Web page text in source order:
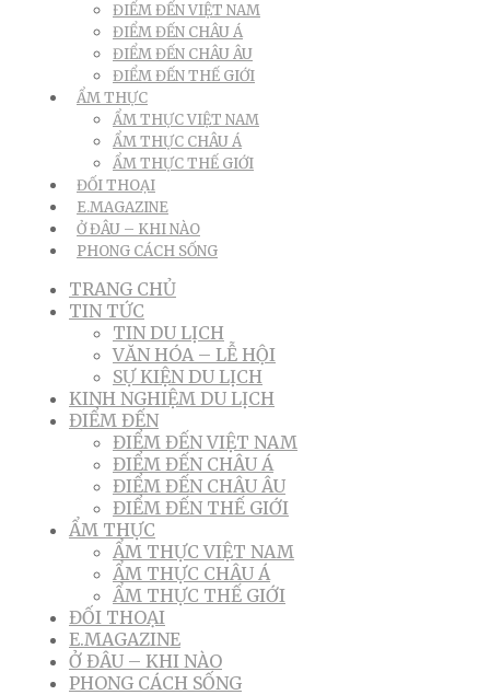
ĐIỂM ĐẾN VIỆT NAM
ĐIỂM ĐẾN CHÂU Á
ĐIỂM ĐẾN CHÂU ÂU
ĐIỂM ĐẾN THẾ GIỚI
ẨM THỰC
ẨM THỰC VIỆT NAM
ẨM THỰC CHÂU Á
ẨM THỰC THẾ GIỚI
ĐỐI THOẠI
E.MAGAZINE
Ở ĐÂU – KHI NÀO
PHONG CÁCH SỐNG
TRANG CHỦ
TIN TỨC
TIN DU LỊCH
VĂN HÓA – LỄ HỘI
SỰ KIỆN DU LỊCH
KINH NGHIỆM DU LỊCH
ĐIỂM ĐẾN
ĐIỂM ĐẾN VIỆT NAM
ĐIỂM ĐẾN CHÂU Á
ĐIỂM ĐẾN CHÂU ÂU
ĐIỂM ĐẾN THẾ GIỚI
ẨM THỰC
ẨM THỰC VIỆT NAM
ẨM THỰC CHÂU Á
ẨM THỰC THẾ GIỚI
ĐỐI THOẠI
E.MAGAZINE
Ở ĐÂU – KHI NÀO
PHONG CÁCH SỐNG